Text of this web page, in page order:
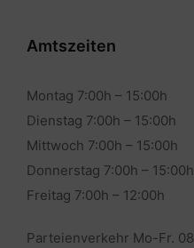
Amtszeiten
Montag 7:00h – 15:00h
Dienstag 7:00h – 15:00h
Mittwoch 7:00h – 15:00h
Donnerstag 7:00h – 15:00h
Freitag 7:00h – 12:00h
Parteienverkehr Mo-Fr.